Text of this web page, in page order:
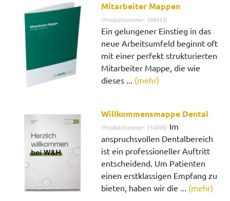
Mitarbeiter Mappen
(Produktnummer: 108433)
Ein gelungener Einstieg in das
neue Arbeitsumfeld beginnt oft
mit einer perfekt strukturierten
Mitarbeiter Mappe, die wie
dieses ... (mehr)
Willkommensmappe Dental
(Produktnummer: 110496) Im
anspruchsvollen Dentalbereich
ist ein professioneller Auftritt
entscheidend. Um Patienten
einen erstklassigen Empfang zu
bieten, haben wir die ... (mehr)